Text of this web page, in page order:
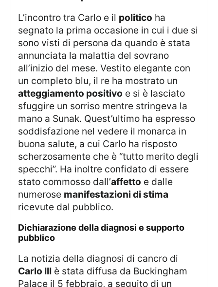
L’incontro tra Carlo e il politico ha
segnato la prima occasione in cui i due si
sono visti di persona da quando è stata
annunciata la malattia del sovrano
all’inizio del mese. Vestito elegante con
un completo blu, il re ha mostrato un
atteggiamento positivo e si è lasciato
sfuggire un sorriso mentre stringeva la
mano a Sunak. Quest’ultimo ha espresso
soddisfazione nel vedere il monarca in
buona salute, a cui Carlo ha risposto
scherzosamente che è “tutto merito degli
specchi”. Ha inoltre confidato di essere
stato commosso dall’affetto e dalle
numerose manifestazioni di stima
ricevute dal pubblico.
dichiarazione della diagnosi e supporto
pubblico
La notizia della diagnosi di cancro di
Carlo III è stata diffusa da Buckingham
Palace il 5 febbraio, a seguito di un